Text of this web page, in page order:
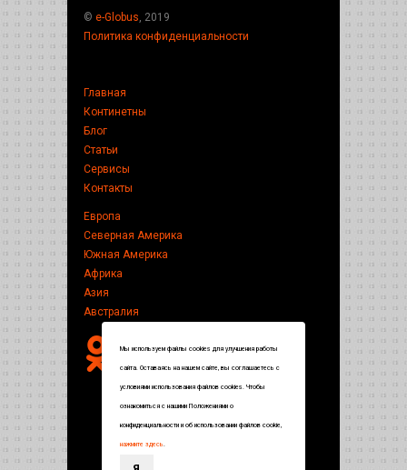
© e-Globus, 2019
Политика конфиденциальности
Главная
Континетны
Блог
Статьи
Сервисы
Контакты
Европа
Северная Америка
Южная Америка
Африка
Азия
Австралия
Мы используем файлы cookies для улучшения работы
сайта. Оставаясь на нашем сайте, вы соглашаетесь с
условиями использования файлов cookies. Чтобы
ознакомиться с нашими Положениями о
конфиденциальности и об использовании файлов cookie,
нажмите здесь.